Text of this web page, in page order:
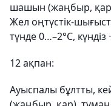
шашын (жаңбыр,
Жел оңтүстік-
түнде 0…–2°С, күндіз
12 ақпан:
Ауыспалы бұлтты,